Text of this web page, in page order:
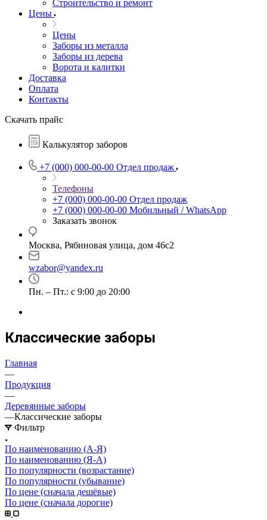
Строительство и ремонт
Цены
Цены
Заборы из металла
Заборы из дерева
Ворота и калитки
Доставка
Оплата
Контакты
Скачать прайс
Калькулятор заборов
+7 (000) 000-00-00 Отдел продаж
Телефоны
+7 (000) 000-00-00 Отдел продаж
+7 (000) 000-00-00 Мобильный / WhatsApp
Заказать звонок
Москва, Рябиновая улица, дом 46с2
wzabor@yandex.ru
Пн. – Пт.: с 9:00 до 20:00
Классические заборы
Главная
—
Продукция
—
Деревянные заборы
—Классические заборы
Фильтр
По наименованию (А-Я)
По наименованию (Я-А)
По популярности (возрастание)
По популярности (убывание)
По цене (сначала дешёвые)
По цене (сначала дорогие)